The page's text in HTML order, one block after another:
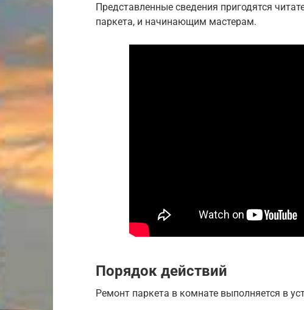
Представленные сведения пригодятся
паркета, и начинающим мастерам.
Порядок действий
Ремонт паркета в комнате выполняется в